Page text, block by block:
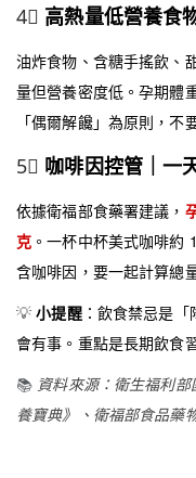
4⃣ 高熱量低營養食
油炸食物、含糖手搖飲、
量但營養密度低。孕期體
「偶爾解饞」為原則，不
5⃣ 咖啡因控管｜一
依據衛福部食藥署建議，
克 。一杯中杯美式咖啡
含咖啡因，要一起計算總
💡 小提醒：飲食禁忌是「
會有事。重點是長期飲食
📚 資料來源：衛生福利
養寶典》、衛福部食品藥